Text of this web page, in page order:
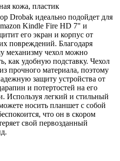
кожа, пластик
Drobak идеально подойдет для
Kindle Fire HD 7" и
его экран и корпус от
повреждений. Благодаря
механизму чехол можно
как удобную подставку. Чехол
прочного материала, поэтому
защиту устройства от
и потертостей на его
Используя легкий и стильный
носить планшет с собой
что он в скором
свой первозданный